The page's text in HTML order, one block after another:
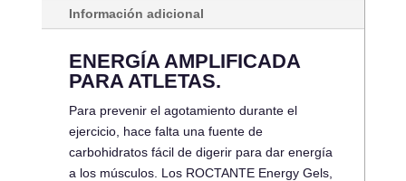
Información adicional
ENERGÍA AMPLIFICADA
PARA ATLETAS.
Para prevenir el agotamiento durante el
ejercicio, hace falta una fuente de
carbohidratos fácil de digerir para dar energía
a los músculos. Los ROCTANTE Energy Gels,